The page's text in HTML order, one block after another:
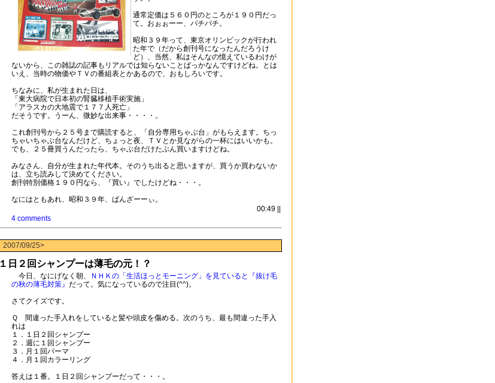
通常定価は５６０円のところが１９０円だっ
て。おぉぉーー、パチパチ。
昭和３９年って、東京オリンピックが行われ
た年で（だから創刊号になったんだろうけ
ど）、当然、私はそんなの憶えているわけが
ないから、この雑誌の記事もリアルでは知らないことばっかなんですけどね。とは
いえ、当時の物価やＴＶの番組表とかあるので、おもしろいです。
ちなみに、私が生まれた日は、
「東大病院で日本初の腎臓移植手術実施」
「アラスカの大地震で１７７人死亡」
だそうです。うーん、微妙な出来事・・・・。
これ創刊号から２５号まで購読すると、「自分専用ちゃぶ台」がもらえます。ちっ
ちゃいちゃぶ台なんだけど、ちょっと夜、ＴＶとか見ながらの一杯にはいいかも。
でも、２５冊買うんだったら、ちゃぶ台だけたぶん買いますけどね。
みなさん、自分が生まれた年代本。そのうち出ると思いますが、買うか買わないか
は、立ち読みして決めてください。
創刊特別価格１９０円なら、『買い』でしたけどね・・・。
なにはともあれ、昭和３９年、ばんざーーぃ。
00:49 ||
4 comments
2007/09/25>
１日２回シャンプーは薄毛の元！？
今日、なにげなく朝、
ＮＨＫの「生活ほっとモーニング」を見ていると『抜け毛
の秋の薄毛対策』 だって。気になっているので注目(^^)。
さてクイズです。
Ｑ 間違った手入れをしていると髪や頭皮を傷める。次のうち、最も間違った手入
れは
１．１日２回シャンプー
２．週に１回シャンプー
３．月１回パーマ
４．月１回カラーリング
答えは１番。１日２回シャンプーだって・・・。